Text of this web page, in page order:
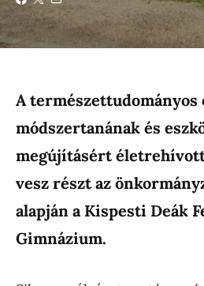
A természettudományos
módszertanának és
megújításért
vesz részt az
alapján a Kispesti Deák
Gimnázium.